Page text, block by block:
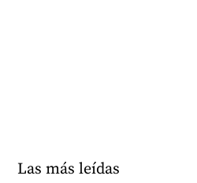
Las más leídas